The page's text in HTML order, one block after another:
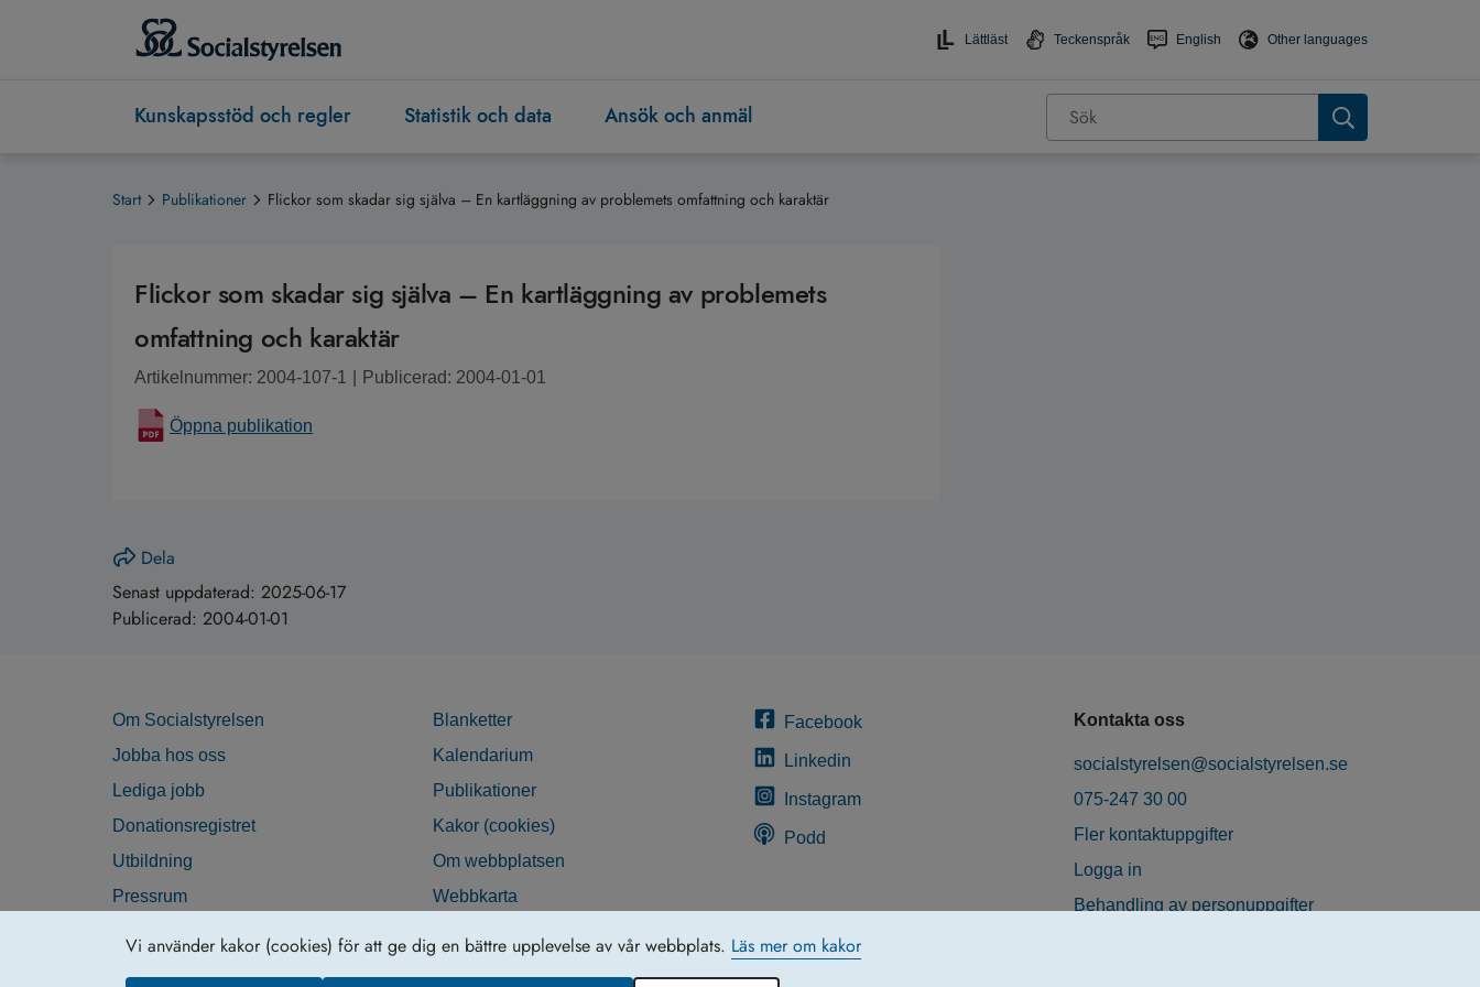
Vi använder kakor (cookies) för att ge dig en bättre upplevelse av vår webbplats. Läs mer om kakor
Lättläst Teckenspråk English Other languages
Kunskapsstöd och regler Statistik och data Ansök och anmäl
Start Publikationer Flickor som skadar sig själva – En kartläggning av problemets omfattning och karaktär
Flickor som skadar sig själva – En kartläggning av problemets
omfattning och karaktär
Artikelnummer: 2004-107-1 Publicerad: 2004-01-01
Öppna publikation
Dela
Senast uppdaterad: 2025-06-17
Publicerad: 2004-01-01
Om Socialstyrelsen
Jobba hos oss
Lediga jobb
Donationsregistret
Utbildning
Pressrum
Blanketter
Kalendarium
Publikationer
Kakor (cookies)
Om webbplatsen
Webbkarta
Facebook
Linkedin
Instagram
Podd
Kontakta oss
socialstyrelsen@socialstyrelsen.se
075-247 30 00
Fler kontaktuppgifter
Logga in
Behandling av personuppgifter